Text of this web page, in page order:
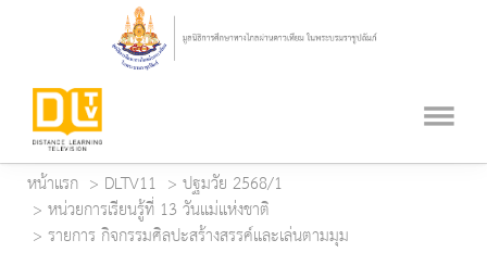
หน้าแรก DLTV11
ปฐมวัย 2568/1
หน่วยการเรียนรู้ที่ 13 วันแม่แห่งชาติ
รายการ กิจกรรมศิลปะสร้างสรรค์และเล่นตามมุม